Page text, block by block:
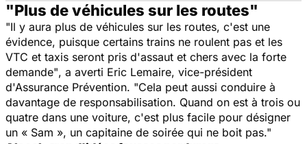
"Plus de véhicules sur les routes"
"Il y aura plus de véhicules sur les routes, c'est une
évidence, puisque certains trains ne roulent pas et les
VTC et taxis seront pris d'assaut et chers avec la forte
demande", a averti Eric Lemaire, vice-président
d'Assurance Prévention. "Cela peut aussi conduire à
davantage de responsabilisation. Quand on est à trois ou
quatre dans une voiture, c'est plus facile pour désigner
un « Sam », un capitaine de soirée qui ne boit pas."